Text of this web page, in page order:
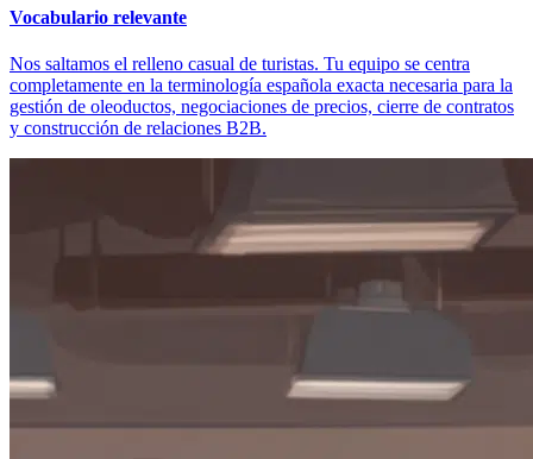
Vocabulario relevante
Nos saltamos el relleno casual de turistas. Tu equipo se centra
completamente en la terminología española exacta necesaria para la
gestión de oleoductos, negociaciones de precios, cierre de contratos
y construcción de relaciones B2B.